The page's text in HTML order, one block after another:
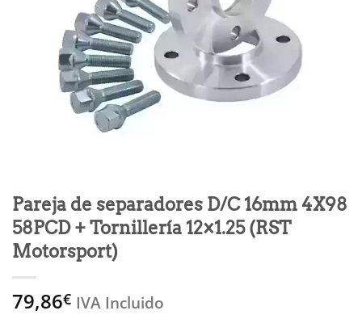
Pareja de separadores D/C 16mm 4X98
58PCD + Tornillería 12×1.25 (RST
Motorsport)
79,86€ IVA Incluido